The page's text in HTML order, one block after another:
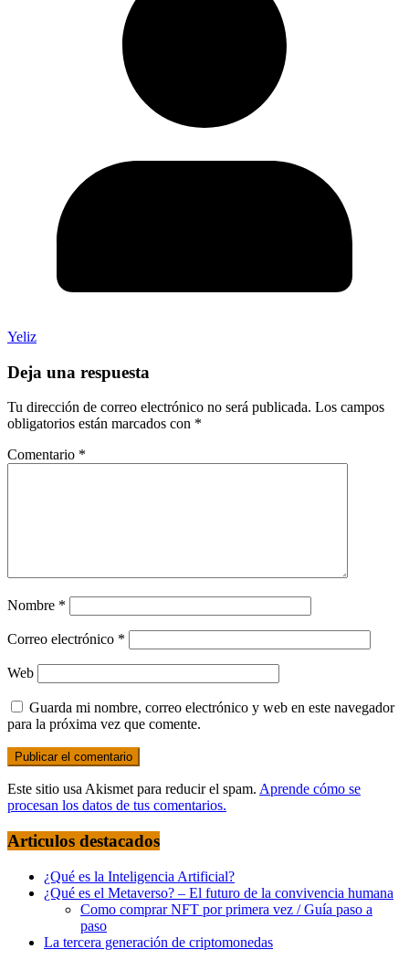
Yeliz
Deja una respuesta
Tu dirección de correo electrónico no será publicada. Los campos
obligatorios están marcados con *
Comentario *
Nombre *
Correo electrónico *
Web
Guarda mi nombre, correo electrónico y web en este navegador
para la próxima vez que comente.
Este sitio usa Akismet para reducir el spam. Aprende cómo se
procesan los datos de tus comentarios.
Articulos destacados
¿Qué es la Inteligencia Artificial?
¿Qué es el Metaverso? – El futuro de la convivencia humana
Como comprar NFT por primera vez / Guía paso a
paso
La tercera generación de criptomonedas